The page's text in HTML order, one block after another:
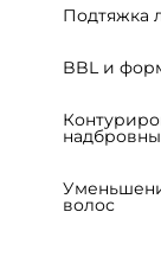
Подтяжка
BBL и
волос